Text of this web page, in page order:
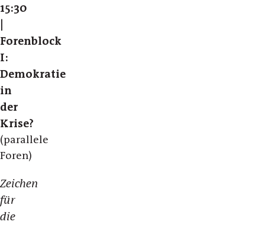
15:30
Forenblock
I:
Demokratie
in
der
Krise?
(parallele
Foren)
Zeichen
für
die